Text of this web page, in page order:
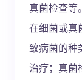
真菌检查等
在细菌或真
致病菌的种
治疗；真菌